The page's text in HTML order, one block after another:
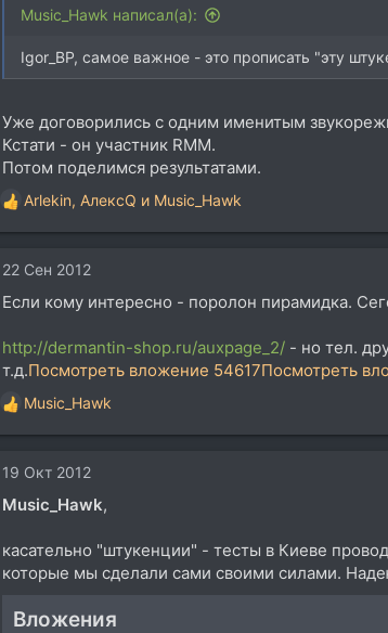
Music_Hawk написал(а):
Igor_BP, самое важное - это прописать "эту
Уже договорились с одним именитым
Кстати - он участник RMM.
Потом поделимся результатами.
Р
е
к
и
:
Arlekin, АлексQ и Music_Hawk
22 Сен 2012
Если кому интересно - поролон пирамидка.
http://dermantin-shop.ru/auxpage_2/ - но тел.
т.д.Посмотреть вложение 54617Посмотреть
Р
е
к
и
:
Music_Hawk
19 Окт 2012
Music_Hawk,
касательно "штукенции" - тесты в Киеве
которые мы сделали сами своими силами.
Вложения